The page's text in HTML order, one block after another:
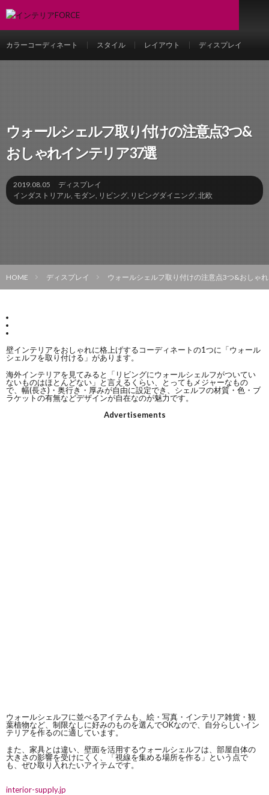
カラーコーディネート スタイル レイアウト ディスプレイ
ウォールシェルフ取り付けの注意点3つ&
おしゃれインテリア37選
2019.08.05
ディスプレイ
インダストリアル, モダン, リビング, リビングダイニング, 北欧
HOME ディスプレイ ウォールシェルフ取り付けの注意点3つ&おしゃ
壁インテリアをおしゃれに格上げするコーディネートの1つに「ウォール
シェルフを取り付ける」があります。
海外インテリアを見てみると「リビングにウォールシェルフがついてい
ないものはほとんどない」と言えるくらい、とってもメジャーなもの
で、幅(長さ)・奥行き・厚みが自由に設定でき、シェルフの材質・色・ブ
ラケットの有無などデザインが自在なのが魅力です。
Advertisements
ウォールシェルフに並べるアイテムも、絵・写真・インテリア雑貨・観
葉植物など、制限なしに好みのものを選んでOKなので、自分らしいイン
テリアを作るのに適しています。
また、家具とは違い、壁面を活用するウォールシェルフは、部屋自体の
大きさの影響を受けにくく、「視線を集める場所を作る」という点で
も、ぜひ取り入れたいアイテムです。
interior-supply.jp